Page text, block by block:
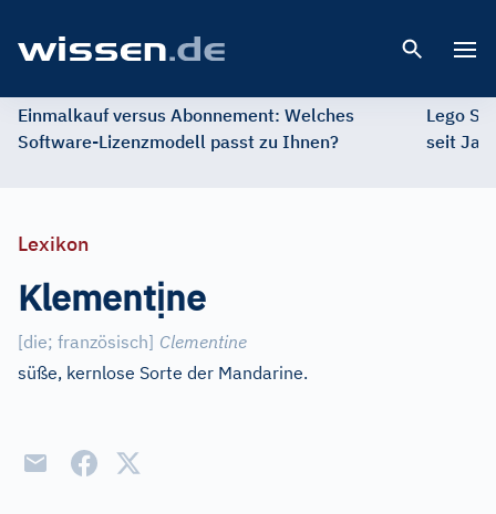
Einmalkauf versus Abonnement: Welches
Software-Lizenzmodell passt zu Ihnen?
Lego
seit
Lexikon
Klementịne
[die; französisch] Clementine
süße, kernlose Sorte der Mandarine.